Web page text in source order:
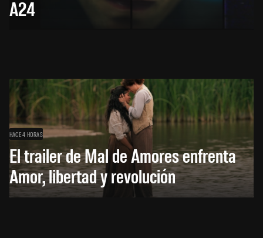
A24
HACE 4 HORAS
El trailer de Mal de Amores enfrenta
Amor, libertad y revolución